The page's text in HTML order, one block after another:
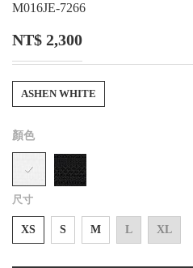
M016JE-7266
NT$ 2,300
ASHEN WHITE
顏色
尺寸
XS S M L XL